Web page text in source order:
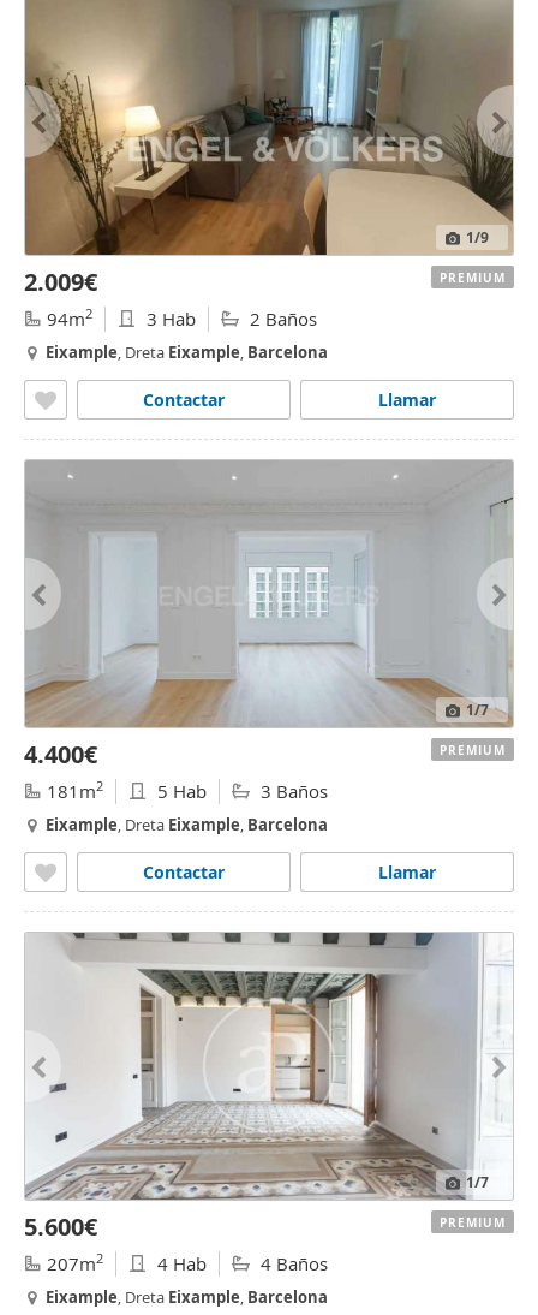
1/9
2.009€
94m2 3 Hab 2 Baños
Eixample, Dreta Eixample, Barcelona
Llamar
Contactar
PREMIUM
1/7
4.400€
181m2 5 Hab 3 Baños
Eixample, Dreta Eixample, Barcelona
Llamar
Contactar
PREMIUM
1/7
5.600€
207m2 4 Hab 4 Baños
Eixample, Dreta Eixample, Barcelona
PREMIUM